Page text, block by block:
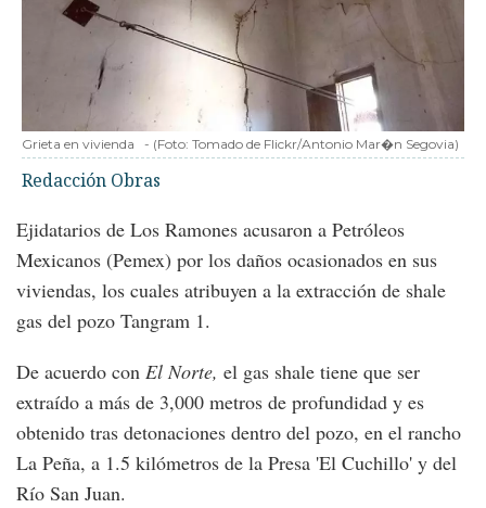
Grieta en vivienda - (Foto: Tomado de Flickr/Antonio Mar�n Segovia)
Redacción Obras
Ejidatarios de Los Ramones acusaron a Petróleos
Mexicanos (Pemex) por los daños ocasionados en sus
viviendas, los cuales atribuyen a la extracción de shale
gas del pozo Tangram 1.
De acuerdo con El Norte, el gas shale tiene que ser
extraído a más de 3,000 metros de profundidad y es
obtenido tras detonaciones dentro del pozo, en el rancho
La Peña, a 1.5 kilómetros de la Presa 'El Cuchillo' y del
Río San Juan.